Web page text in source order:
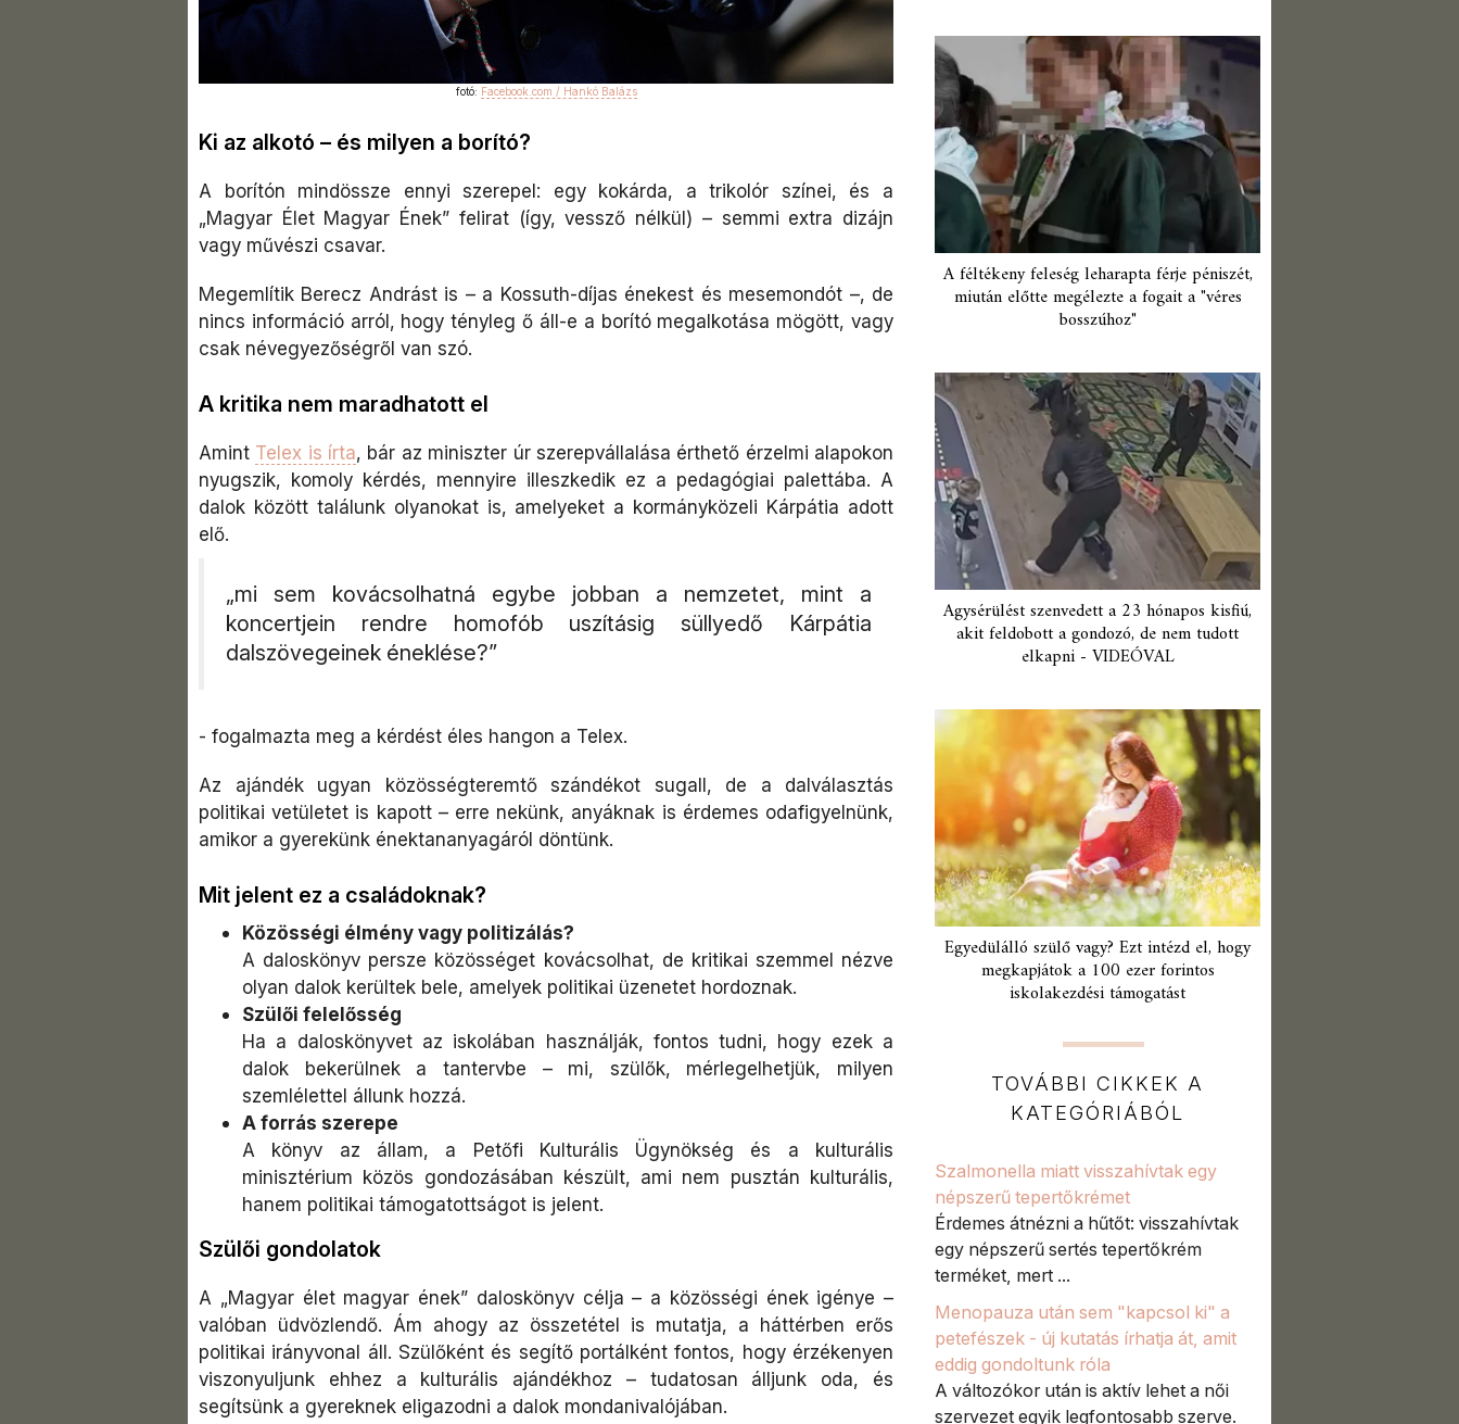
fotó: Facebook.com / Hankó Balázs
Ki az alkotó – és milyen a borító?
A borítón mindössze ennyi szerepel: egy kokárda, a trikolór színei, és a
„Magyar Élet Magyar Ének” felirat (így, vessző nélkül) – semmi extra dizájn
vagy művészi csavar.
Megemlítik Berecz Andrást is – a Kossuth-díjas énekest és mesemondót –, de
nincs információ arról, hogy tényleg ő áll-e a borító megalkotása mögött, vagy
csak névegyezőségről van szó.
A kritika nem maradhatott el
Amint Telex is írta, bár az miniszter úr szerepvállalása érthető érzelmi alapokon
nyugszik, komoly kérdés, mennyire illeszkedik ez a pedagógiai palettába. A
dalok között találunk olyanokat is, amelyeket a kormányközeli Kárpátia adott
elő.
„mi sem kovácsolhatná egybe jobban a nemzetet, mint a
koncertjein rendre homofób uszításig süllyedő Kárpátia
dalszövegeinek éneklése?”
- fogalmazta meg a kérdést éles hangon a Telex.
Az ajándék ugyan közösségteremtő szándékot sugall, de a dalválasztás
politikai vetületet is kapott – erre nekünk, anyáknak is érdemes odafigyelnünk,
amikor a gyerekünk énektananyagáról döntünk.
Mit jelent ez a családoknak?
Közösségi élmény vagy politizálás?
A daloskönyv persze közösséget kovácsolhat, de kritikai szemmel nézve
olyan dalok kerültek bele, amelyek politikai üzenetet hordoznak.
Szülői felelősség
Ha a daloskönyvet az iskolában használják, fontos tudni, hogy ezek a
dalok bekerülnek a tantervbe – mi, szülők, mérlegelhetjük, milyen
szemlélettel állunk hozzá.
A forrás szerepe
A könyv az állam, a Petőfi Kulturális Ügynökség és a kulturális
minisztérium közös gondozásában készült, ami nem pusztán kulturális,
hanem politikai támogatottságot is jelent.
Szülői gondolatok
A „Magyar élet magyar ének” daloskönyv célja – a közösségi ének igénye –
valóban üdvözlendő. Ám ahogy az összetétel is mutatja, a háttérben erős
politikai irányvonal áll. Szülőként és segítő portálként fontos, hogy érzékenyen
viszonyuljunk ehhez a kulturális ajándékhoz – tudatosan álljunk oda, és
segítsünk a gyereknek eligazodni a dalok mondanivalójában.
A féltékeny feleség leharapta férje péniszét,
miután előtte megélezte a fogait a "véres
bosszúhoz"
Agysérülést szenvedett a 23 hónapos kisfiú,
akit feldobott a gondozó, de nem tudott
elkapni - VIDEÓVAL
Egyedülálló szülő vagy? Ezt intézd el, hogy
megkapjátok a 100 ezer forintos
iskolakezdési támogatást
TOVÁBBI CIKKEK A
KATEGÓRIÁBÓL
Szalmonella miatt visszahívtak egy
népszerű tepertőkrémet
Érdemes átnézni a hűtőt: visszahívtak
egy népszerű sertés tepertőkrém
terméket, mert ...
Menopauza után sem "kapcsol ki" a
petefészek - új kutatás írhatja át, amit
eddig gondoltunk róla
A változókor után is aktív lehet a női
szervezet egyik legfontosabb szerve.